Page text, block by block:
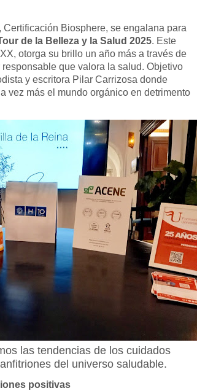
, Certificación Biosphere, se engalana para
de la Belleza y la Salud 2025. Este
otorga su brillo un año más a través de
que valora la salud. Objetivo
y escritora Pilar Carrizosa donde
vez más el mundo orgánico en detrimento
las tendencias de los cuidados
del universo saludable.
positivas